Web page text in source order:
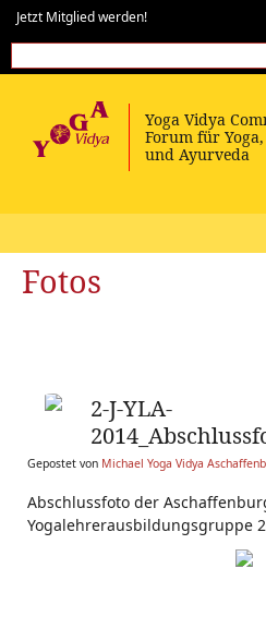
Jetzt Mitglied werden!
Fotos
2-J-YLA-
Gepostet von Michael Yoga Vidya
Abschlussfoto der
Yogalehrerausbildungsgruppe
Abschlussritual und der
Seminarhaus in Bad Meinberg.